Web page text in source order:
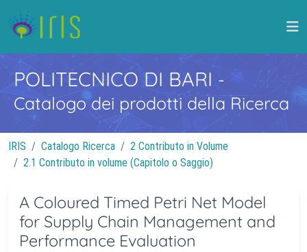
POLITECNICO DI BARI -
Catalogo dei prodotti della Ricerca
IRIS Catalogo Ricerca
2 Contributo in Volume
2.1 Contributo in volume (Capitolo o Saggio)
A Coloured Timed Petri Net Model
for Supply Chain Management and
Performance Evaluation